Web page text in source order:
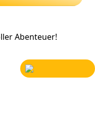
Abenteuer!